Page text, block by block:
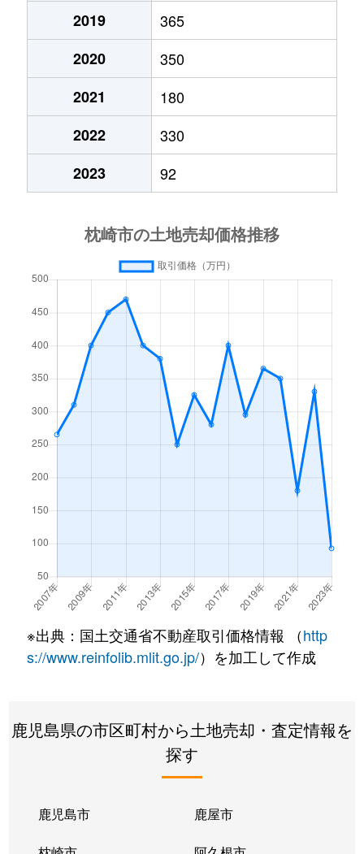
2019
365
2020
350
2021
180
2022
330
2023
92
※出典：国土交通省不動産取引価格情報 （http
s://www.reinfolib.mlit.go.jp/）を加工して作成
鹿児島県の市区町村から土地売却・査定情報を
探す
鹿児島市 鹿屋市